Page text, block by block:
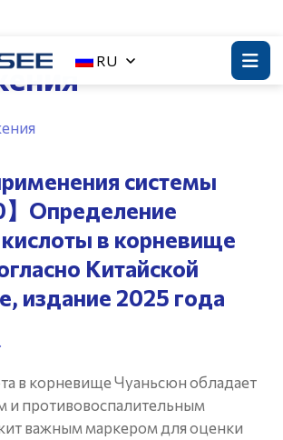
RU
системы
Определение
в корневище
Китайской
издание 2025 года
в корневище Чуаньсюн обладает
и противовоспалительным
важным маркером для оценки